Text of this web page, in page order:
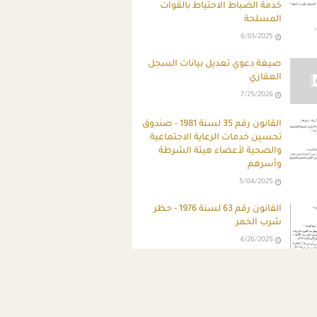
خدمة الضباط الاحتياط بالقوات
المسلحة
6/01/2025
صيغة دعوي تعديل بيانات السجل
العقاري
7/25/2026
القانون رقم 35 لسنة 1981 - صندوق
تحسين خدمات الرعاية الاجتماعية
والصحية لأعضاء هيئة الشرطة
وأسرهم
5/04/2025
القانون رقم 63 لسنة 1976 - حظر
شرب الخمر
4/26/2025